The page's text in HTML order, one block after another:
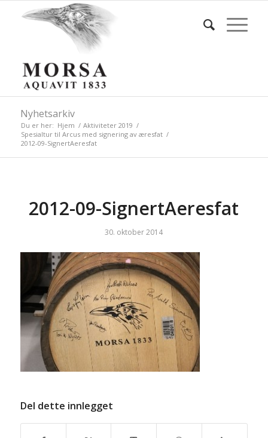
Nyhetsarkiv
Du er her: Hjem / Aktiviteter 2019 /
Spesialtur til Arcus med signering av æresfat /
2012-09-SignertAeresfat
2012-09-SignertAeresfat
30. oktober 2014
Del dette innlegget